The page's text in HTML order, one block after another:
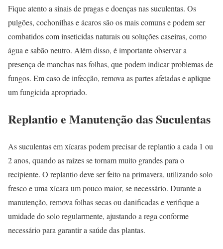
Fique atento a sinais de pragas e doenças nas suculentas. Os
pulgões, cochonilhas e ácaros são os mais comuns e podem ser
combatidos com inseticidas naturais ou soluções caseiras, como
água e sabão neutro. Além disso, é importante observar a
presença de manchas nas folhas, que podem indicar problemas de
fungos. Em caso de infecção, remova as partes afetadas e aplique
um fungicida apropriado.
Replantio e Manutenção das Suculentas
As suculentas em xícaras podem precisar de replantio a cada 1 ou
2 anos, quando as raízes se tornam muito grandes para o
recipiente. O replantio deve ser feito na primavera, utilizando solo
fresco e uma xícara um pouco maior, se necessário. Durante a
manutenção, remova folhas secas ou danificadas e verifique a
umidade do solo regularmente, ajustando a rega conforme
necessário para garantir a saúde das plantas.